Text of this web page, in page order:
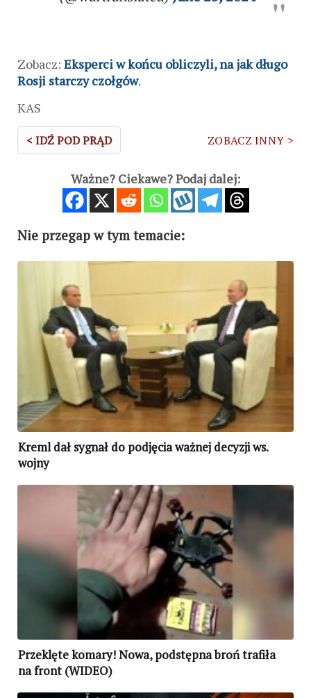
Zobacz: Eksperci w końcu obliczyli, na jak długo
Rosji starczy czołgów.
KAS
< IDŹ POD PRĄD ZOBACZ INNY >
Ważne? Ciekawe? Podaj dalej:
Nie przegap w tym temacie:
Kreml dał sygnał do podjęcia ważnej decyzji ws.
wojny
Przeklęte komary! Nowa, podstępna broń trafiła
na front (WIDEO)